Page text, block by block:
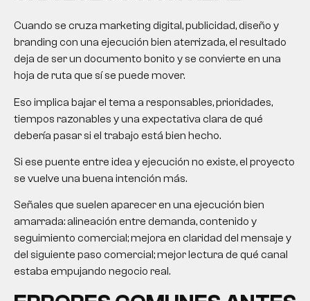
Cuando se cruza marketing digital, publicidad, diseño y
branding con una ejecución bien aterrizada, el resultado
deja de ser un documento bonito y se convierte en una
hoja de ruta que sí se puede mover.
Eso implica bajar el tema a responsables, prioridades,
tiempos razonables y una expectativa clara de qué
debería pasar si el trabajo está bien hecho.
Si ese puente entre idea y ejecución no existe, el proyecto
se vuelve una buena intención más.
Señales que suelen aparecer en una ejecución bien
amarrada: alineación entre demanda, contenido y
seguimiento comercial; mejora en claridad del mensaje y
del siguiente paso comercial; mejor lectura de qué canal
estaba empujando negocio real.